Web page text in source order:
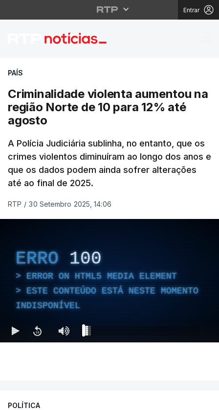
Entrar
Criminalidade
PAÍS
Criminalidade violenta aumentou na
região Norte de 10 para 12% até
agosto
A Polícia Judiciária sublinha, no entanto, que os
crimes violentos diminuíram ao longo dos anos e
que os dados podem ainda sofrer alterações
até ao final de 2025.
RTP / 30 Setembro 2025, 14:06
ERRO 100
ERROR ON HTML5 MEDIA ELEMENT
ESTE CONTEÚDO ESTÁ NESTE MOMENTO
INDISPONÍVEL
POLÍTICA